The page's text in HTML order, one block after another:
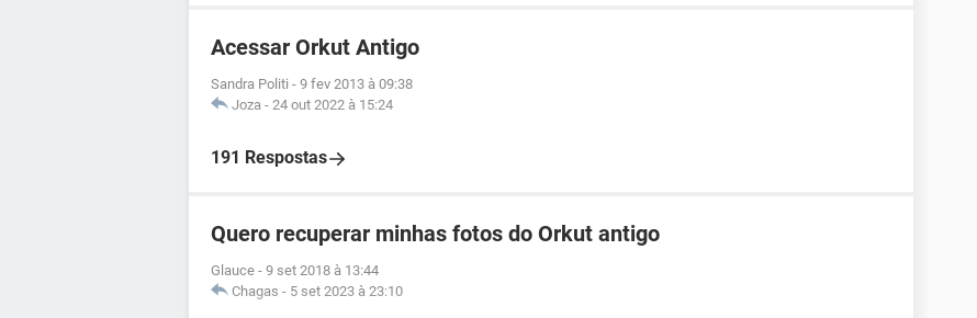
Acessar Orkut Antigo
Sandra Politi - 9 fev 2013 à 09:38
Joza - 24 out 2022 à 15:24
191 Respostas
Quero recuperar minhas fotos do Orkut antigo
Glauce - 9 set 2018 à 13:44
Chagas - 5 set 2023 à 23:10